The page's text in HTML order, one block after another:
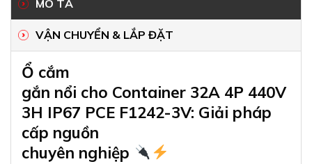
MÔ TẢ
VẬN CHUYỂN & LẮP ĐẶT
Ổ cắm
gắn nổi cho Container 32A 4P 440V
3H IP67 PCE F1242-3V: Giải pháp
cấp nguồn
chuyên nghiệp